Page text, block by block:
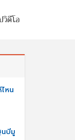
ดีโอ
หน
บีมู